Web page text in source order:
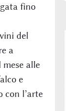
fino
del
a
alle
e
con l’arte